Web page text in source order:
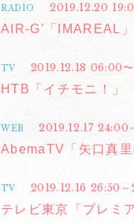
RADIO
2019.12.20
AIR-G'「IMAREAL」
TV
2019.12.18 06:00
HTB「イチモニ！」
WEB
2019.12.17 24:00
AbemaTV「矢口真
TV
2019.12.16 26:50～
テレビ東京「プレミ